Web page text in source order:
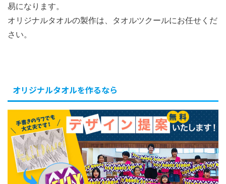
易になります。
オリジナルタオルの製作は、タオルツクールにお任せくだ
さい。
オリジナルタオルを作るなら